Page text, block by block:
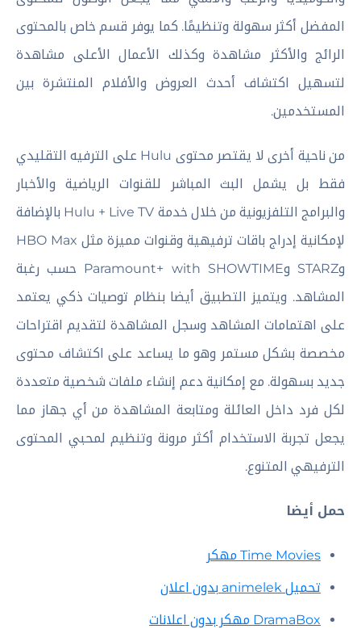
المفضل أكثر سهولة وتنظيمًا. كما يوفر قسم خاص بالمحتوى
الرائج والأكثر مشاهدة وكذلك الأعمال الأعلى مشاهدة
لتسهيل اكتشاف أحدث العروض والأفلام المنتشرة بين
المستخدمين.
من ناحية أخرى لا يقتصر محتوى Hulu على الترفيه التقليدي
فقط بل يشمل البث المباشر للقنوات الرياضية والأخبار
والبرامج التلفزيونية من خلال خدمة Hulu + Live TV بالإضافة
لإمكانية إدراج باقات ترفيهية وقنوات مميزة مثل HBO Max
وSTARZ وParamount+ with SHOWTIME حسب رغبة
المشاهد. ويتميز التطبيق أيضا بنظام توصيات ذكي يعتمد
على اهتمامات المشاهد وسجل المشاهدة لتقديم اقتراحات
مخصصة بشكل مستمر وهو ما يساعد على اكتشاف محتوى
جديد بسهولة. مع إمكانية دعم إنشاء ملفات شخصية متعددة
لكل فرد داخل العائلة ومتابعة المشاهدة من أي جهاز مما
يجعل تجربة الاستخدام أكثر مرونة وتنظيم لمحبي المحتوى
الترفيهي المتنوع.
حمل أيضا
Time Movies مهكر
تحميل animelek بدون اعلان
DramaBox مهكر بدون اعلانات